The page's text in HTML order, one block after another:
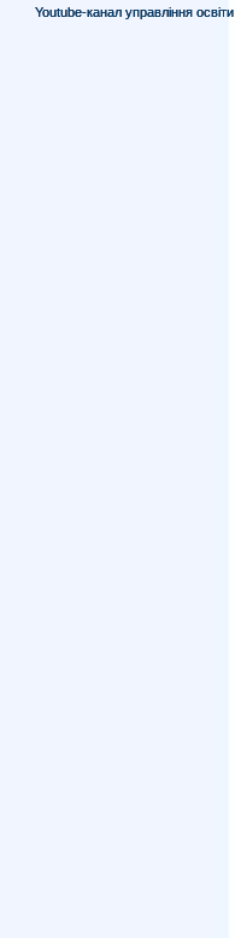
Youtube-канал управління освіти